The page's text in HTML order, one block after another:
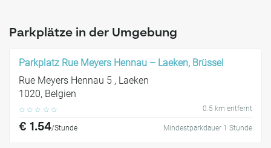
Parkplätze in der Umgebung
Parkplatz Rue Meyers Hennau – Laeken, Brüssel
Rue Meyers Hennau 5 , Laeken
1020, Belgien
☆ ☆ ☆ ☆ ☆ 0.5 km entfernt
€ 1.54/Stunde Mindestparkdauer 1 Stunde